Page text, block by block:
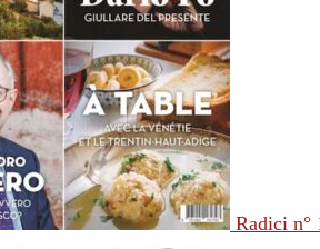
Radici n°